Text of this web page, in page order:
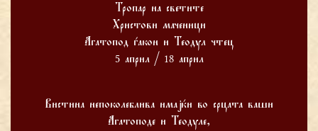
Тропар на светите
Христови маченици
Агатопод ѓакон и Теодул чтец
5 април / 18 април
Вистина непоколеблива имајќи во срцата ваши
Агатоподе и Теодуле,